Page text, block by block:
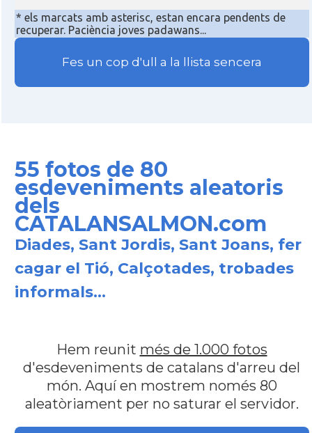
* els marcats amb asterisc, estan encara pendents de
recuperar. Paciència joves padawans...
Fes un cop d'ull a la llista sencera
55 fotos de 80
esdeveniments aleatoris
dels
CATALANSALMON.com
Diades, Sant Jordis, Sant Joans, fer
cagar el Tió, Calçotades, trobades
informals...
Hem reunit més de 1.000 fotos
d'esdeveniments de catalans d'arreu del
món. Aquí en mostrem només 80
aleatòriament per no saturar el servidor.